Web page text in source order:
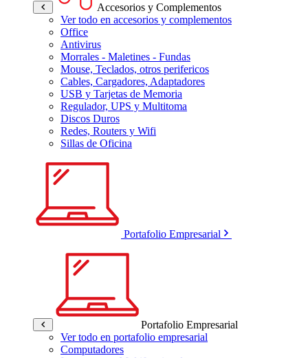
Accesorios y Complementos
Ver todo en accesorios y complementos
Office
Antivirus
Morrales - Maletines - Fundas
Mouse, Teclados, otros perifericos
Cables, Cargadores, Adaptadores
USB y Tarjetas de Memoria
Regulador, UPS y Multitoma
Discos Duros
Redes, Routers y Wifi
Sillas de Oficina
Portafolio Empresarial
Portafolio Empresarial
Ver todo en portafolio empresarial
Computadores